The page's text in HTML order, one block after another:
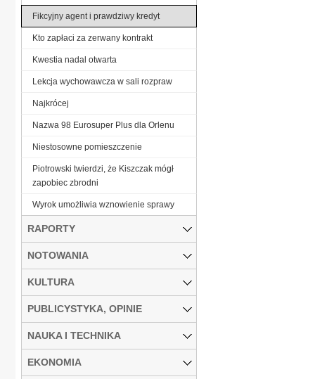
Fikcyjny agent i prawdziwy kredyt
Kto zapłaci za zerwany kontrakt
Kwestia nadal otwarta
Lekcja wychowawcza w sali rozpraw
Najkrócej
Nazwa 98 Eurosuper Plus dla Orlenu
Niestosowne pomieszczenie
Piotrowski twierdzi, że Kiszczak mógł
zapobiec zbrodni
Wyrok umożliwia wznowienie sprawy
RAPORTY
NOTOWANIA
KULTURA
PUBLICYSTYKA, OPINIE
NAUKA I TECHNIKA
EKONOMIA